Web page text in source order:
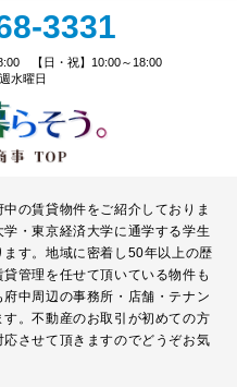
3331
【日・祝】10:00～18:00
水曜日
の賃貸物件をご紹介しておりま
・東京経済大学に通学する学生
す。地域に密着し50年以上の歴
管理を任せて頂いている物件も
中周辺の事務所・店舗・テナン
。不動産のお取引が初めての方
させて頂きますのでどうぞお気